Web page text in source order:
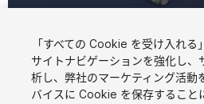
1 /4
「すべての Cookie を受け入れる
サイトナビゲーションを強化し、
析し、弊社のマーケティング活動
バイスに Cookie を保存すること